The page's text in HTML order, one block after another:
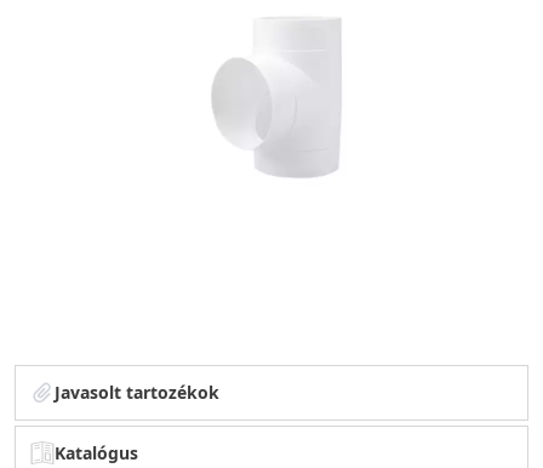
Javasolt tartozékok
Katalógus